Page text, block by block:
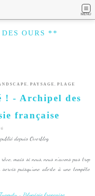
MENU
OURS **
, PAYSAGE , PLAGE
! - Archipel des
française
depuis Overblog
mais si nous, nous n'avons pas trop
puisqu'une alerte à une tempête